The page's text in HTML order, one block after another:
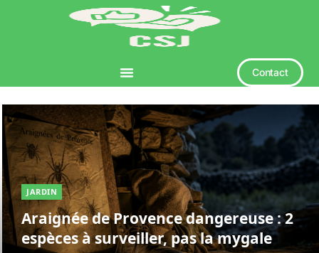
Contact
JARDIN
Araignée de Provence dangereuse : 2
espèces à surveiller, pas la mygale